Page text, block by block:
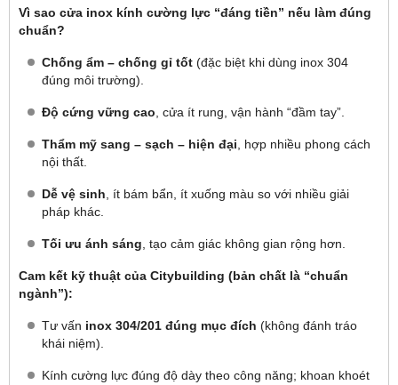
Vì sao cửa inox kính cường lực “đáng tiền” nếu làm đúng
chuẩn?
Chống ẩm – chống gỉ tốt (đặc biệt khi dùng inox 304
đúng môi trường).
Độ cứng vững cao , cửa ít rung, vận hành “đầm tay”.
Thẩm mỹ sang – sạch – hiện đại , hợp nhiều phong cách
nội thất.
Dễ vệ sinh , ít bám bẩn, ít xuống màu so với nhiều giải
pháp khác.
Tối ưu ánh sáng , tạo cảm giác không gian rộng hơn.
Cam kết kỹ thuật của Citybuilding (bản chất là “chuẩn
ngành”):
Tư vấn inox 304/201 đúng mục đích (không đánh tráo
khái niệm).
Kính cường lực đúng độ dày theo công năng; khoan khoét